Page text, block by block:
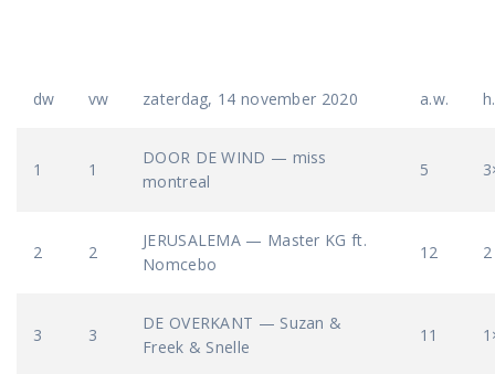
dw vw zaterdag, 14 november 2020 a.w.
1 1
DOOR DE WIND — miss
montreal
5
2 2
JERUSALEMA — Master KG ft.
Nomcebo
12 2
3 3
DE OVERKANT — Suzan &
Freek & Snelle
11